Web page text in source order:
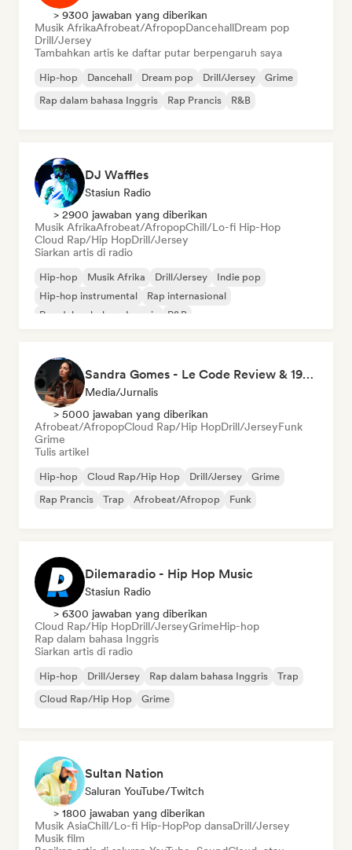
> 9300 jawaban yang diberikan
Musik AfrikaAfrobeat/AfropopDancehallDream pop
Drill/Jersey
Tambahkan artis ke daftar putar berpengaruh saya
Hip-hop Dancehall Dream pop Drill/Jersey
Grime
Rap dalam bahasa Inggris
Rap Prancis R&B
DJ Waffles
Stasiun Radio
> 2900 jawaban yang diberikan
Musik AfrikaAfrobeat/AfropopChill/Lo-fi Hip-Hop
Cloud Rap/Hip HopDrill/Jersey
Siarkan artis di radio
Hip-hop Musik Afrika Drill/Jersey
Indie pop
Hip-hop instrumental
Rap internasional
Rap dalam bahasa Inggris
R&B
Sandra Gomes - Le Code Review & 1993initiales
Media/Jurnalis
> 5000 jawaban yang diberikan
Afrobeat/AfropopCloud Rap/Hip HopDrill/JerseyFunk
Grime
Tulis artikel
Hip-hop Cloud Rap/Hip Hop Drill/Jersey
Grime
Rap Prancis
Trap Afrobeat/Afropop Funk
Dilemaradio - Hip Hop Music
Stasiun Radio
> 6300 jawaban yang diberikan
Cloud Rap/Hip HopDrill/JerseyGrimeHip-hop
Rap dalam bahasa Inggris
Siarkan artis di radio
Hip-hop Drill/Jersey Rap dalam bahasa Inggris
Trap
Cloud Rap/Hip Hop
Grime
Sultan Nation
Saluran YouTube/Twitch
> 1800 jawaban yang diberikan
Musik AsiaChill/Lo-fi Hip-HopPop dansaDrill/Jersey
Musik film